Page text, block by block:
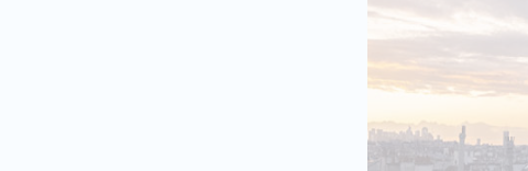
dem kurzärmligen "Nan" T-Shirt für
Wege-Stretch im Polyester-Elasthan-Mix
sorgt dafür, dass du dich während deines